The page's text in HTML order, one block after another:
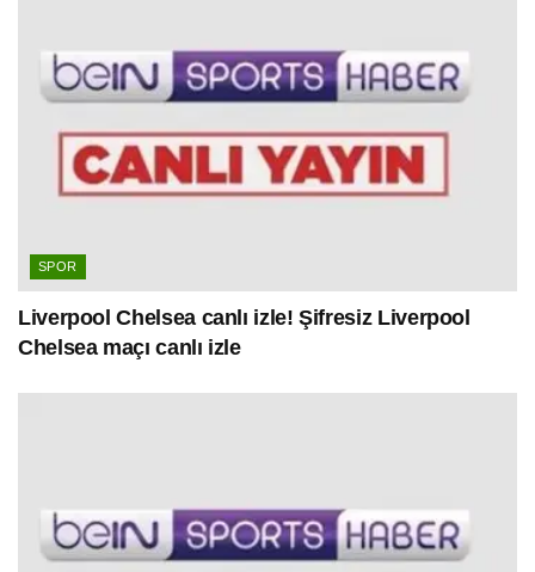
SPOR
Liverpool Chelsea canlı izle! Şifresiz Liverpool
Chelsea maçı canlı izle